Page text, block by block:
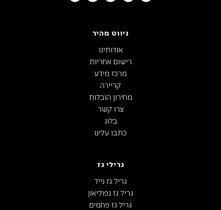
ניווט מהיר
אודותינו
רישום אחריות
מרכז מידע
קריירה
מחירון הובלות
צרו קשר
בלוג
כתבו עלינו
גרילי גז
גריל גז נייד
גריל גז נפוליאון
גריל גז פחמים